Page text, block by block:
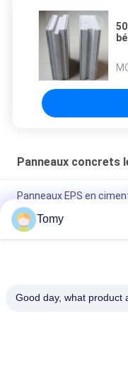
Panneaux concrets
Panneaux EPS en
construction
Panneaux de béton
options de conception
résistance au feu
Tomy
Good day, what product